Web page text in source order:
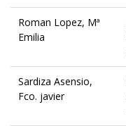
Roman Lopez, Mª
Emilia
Sardiza Asensio,
Fco. javier